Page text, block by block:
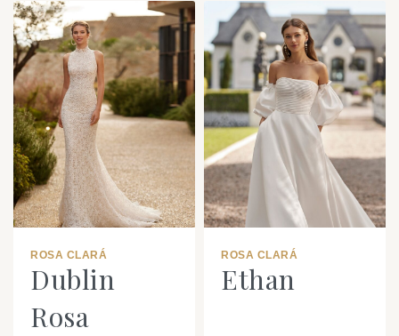
ROSA CLARÁ
Dublin
Rosa
ROSA CLARÁ
Ethan